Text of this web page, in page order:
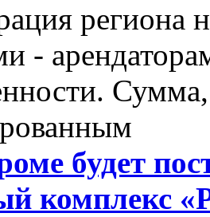
региона
-
будет
комплекс